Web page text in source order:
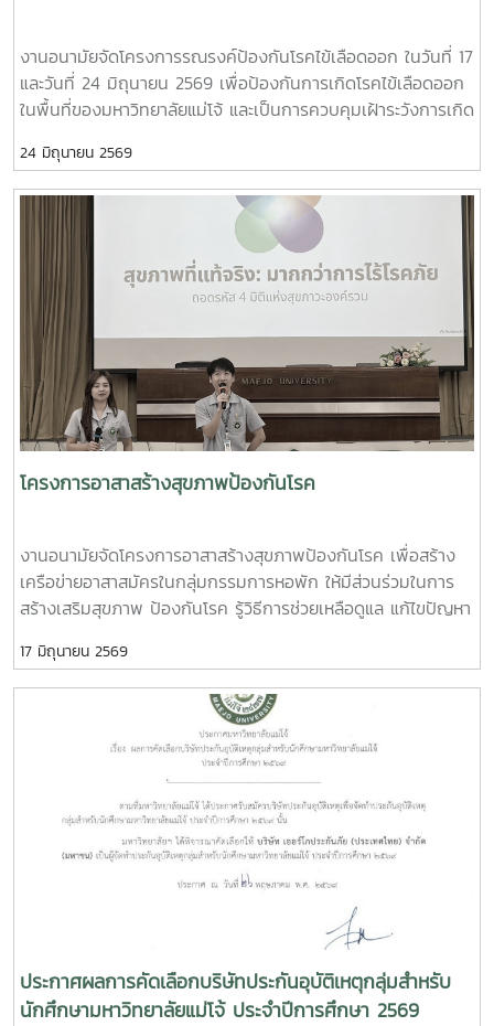
งานอนามัยจัดโครงการรณรงค์ป้องกันโรคไข้เลือดออก ในวันที่ 17
และวันที่ 24 มิถุนายน 2569 เพื่อป้องกันการเกิดโรคไข้เลือดออก
ในพื้นที่ของมหาวิทยาลัยแม่โจ้ และเป็นการควบคุมเฝ้าระวังการเกิด
เทอม ในปีการศึกษา 2569 โดยเชิญเจ้าหน้าที่จากเทศบาลเมือง
แม่โจ้มาพ่นฝอยละอองกำจัดยุง บริเวณหอพักนักศึกษา สวนป่า
บ้านพักบุคลากร และบริเวณโดยรอบมหาวิทยาลัย ทั้งนี้ ทีมงานผู้
บริหารจากเทศบาลเมืองแม่โจ้ ได้มอบทรายอะเบทให้แก่งานอนามัย
ไว้เพื่อกำจัดลูกน้ำยุงลาย โดยการประชาสัมพันธ์ให้ทุกหน่วยงานที่
มีความต้องการทรายอะเบท สามารถมารับได้ที่งานอนามัย กอง
พัฒนานักศึกษา อาคารอำนวย ยศสุข
24 มิถุนายน 2569
โครงการอาสาสร้างสุขภาพป้องกันโรค
งานอนามัยจัดโครงการอาสาสร้างสุขภาพป้องกันโรค เพื่อสร้าง
เครือข่ายอาสาสมัครในกลุ่มกรรมการหอพัก ให้มีส่วนร่วมในการ
สร้างเสริมสุขภาพ ป้องกันโรค รู้วิธีการช่วยเหลือดูแล แก้ไขปัญหา
งานหอพัก โดยเชิญคุณนที ใจเปรมปรีดี นักวิชาการสาธารณสุข
ปฏิบัติการ จากโรงพยาบาลสันทราย คุณนิธิวดี จรรยาสุภาพ
หัวหน้างานอนามัย คุณลักษมี ตันธนสิน พยาบาล เป็นวิทยากร
บรรยายให้ความรู้แก่ผู้เข้าร่วมงาน
17 มิถุนายน 2569
ประกาศผลการคัดเลือกบริษัทประกันอุบัติเหตุกลุ่มสำหรับ
นักศึกษามหาวิทยาลัยแม่โจ้ ประจำปีการศึกษา 2569